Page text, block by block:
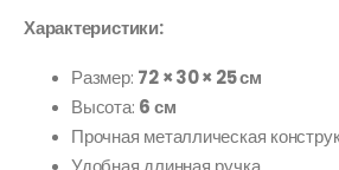
Характеристики:
Размер: 72 × 30 × 25 см
Высота: 6 см
Прочная металлическая